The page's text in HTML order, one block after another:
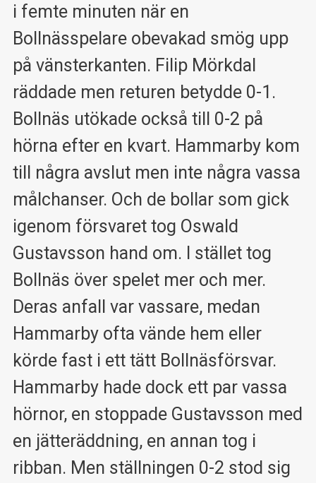
i femte minuten när en
Bollnässpelare obevakad smög upp
på vänsterkanten. Filip Mörkdal
räddade men returen betydde 0-1.
Bollnäs utökade också till 0-2 på
hörna efter en kvart. Hammarby kom
till några avslut men inte några vassa
målchanser. Och de bollar som gick
igenom försvaret tog Oswald
Gustavsson hand om. I stället tog
Bollnäs över spelet mer och mer.
Deras anfall var vassare, medan
Hammarby ofta vände hem eller
körde fast i ett tätt Bollnäsförsvar.
Hammarby hade dock ett par vassa
hörnor, en stoppade Gustavsson med
en jätteräddning, en annan tog i
ribban. Men ställningen 0-2 stod sig